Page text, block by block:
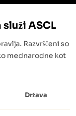
ASCL
Razvrščeni so
mednarodne kot
Država